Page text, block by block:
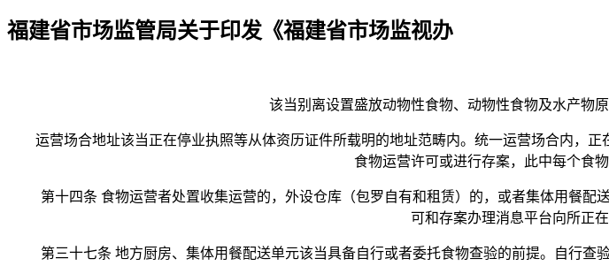
福建省市场监管局关于印发《福建省市场监视办
该当别离设置盛放动物性食物、动物性食物及水产物原
运营场合地址该当正在停业执照等从体资历证件所载明的地址范畴内。统一运营场合内，正
食物运营许可或进行存案，此中每个食
第十四条 食物运营者处置收集运营的，外设仓库（包罗自有和租赁）的，或者集体用餐配
可和存案办理消息平台向所正
第三十七条 地方厨房、集体用餐配送单元该当具备自行或者委托食物查验的前提。自行查